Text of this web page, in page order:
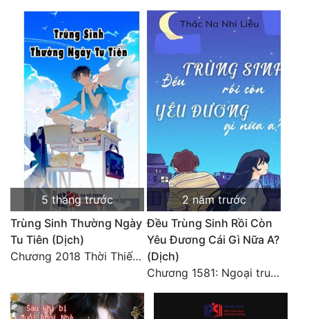
Ngự Thú
Truyện Nam
Truyện Nữ
Vô Địch Lưu
Xây Dựng Thế Lực
Đam Mỹ
Đẹp Hiệp
Tính Cách Nhân Vật :
Sát Phạt Quyết Đoán
5 tháng trước
Trùng Sinh Thường Ngày
Tu Tiên (Dịch)
Chương 2018 Thời Thiếu Niên
2 năm trước
Đều Trùng Sinh Rồi Còn
Yêu Đương Cái Gì Nữa A?
(Dịch)
Chương 1581: Ngoại truyện 1 (9)